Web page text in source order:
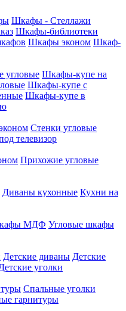
Шкафы - Стеллажи
Шкафы-библиотеки
Шкафы эконом Шкаф-
угловые Шкафы-купе на
Шкафы-купе с
Шкафы-купе в
Стенки угловые
телевизор
Прихожие угловые
Диваны кухонные Кухни на
МДФ Угловые шкафы
Детские диваны Детские
уголки
Спальные уголки
гарнитуры